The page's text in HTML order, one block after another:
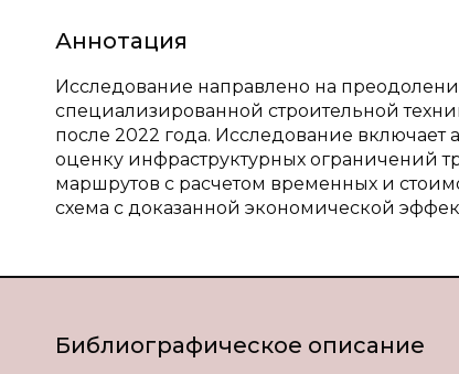
Аннотация
Исследование направлено на
специализированной строительной
после 2022 года. Исследование включает
оценку инфраструктурных ограничений
маршрутов с расчетом временных и
схема с доказанной экономической
Библиографическое описание